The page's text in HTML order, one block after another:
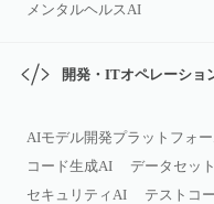
メンタルヘルスAI
開発・ITオペレーショ
AIモデル開発プラットフォ
コード生成AI
データセッ
セキュリティAI
テストコ